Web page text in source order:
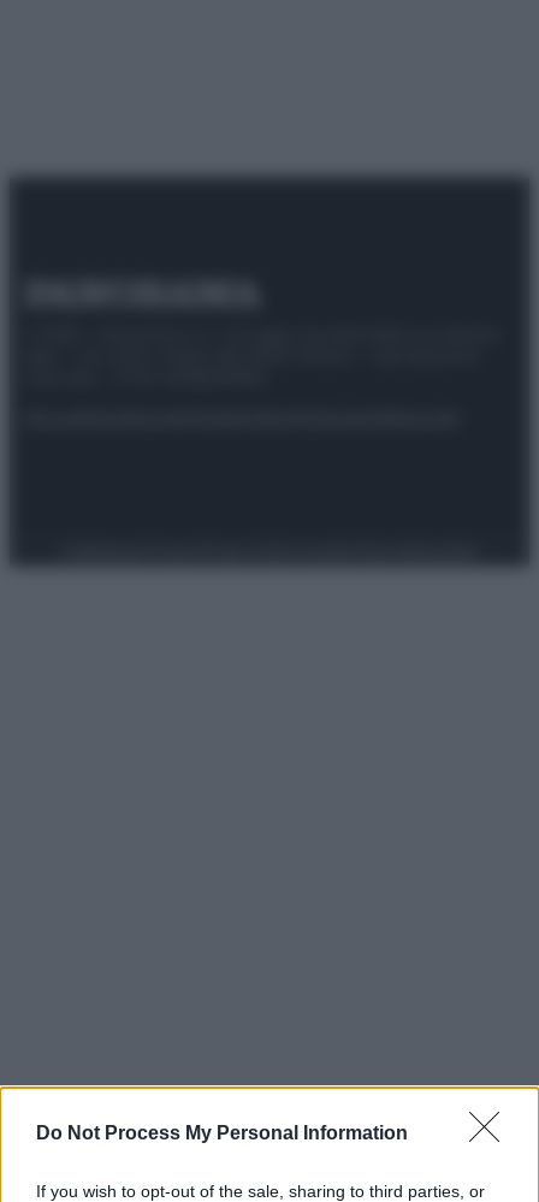
Do Not Process My Personal Information
If you wish to opt-out of the sale, sharing to third parties, or